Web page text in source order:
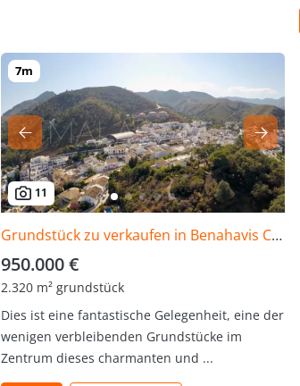
11
Grundstück zu verkaufen in Benahavis Centro
950.000 €
2.320 m² grundstück
Dies ist eine fantastische Gelegenheit, eine der
wenigen verbleibenden Grundstücke im
Zentrum dieses charmanten und ...